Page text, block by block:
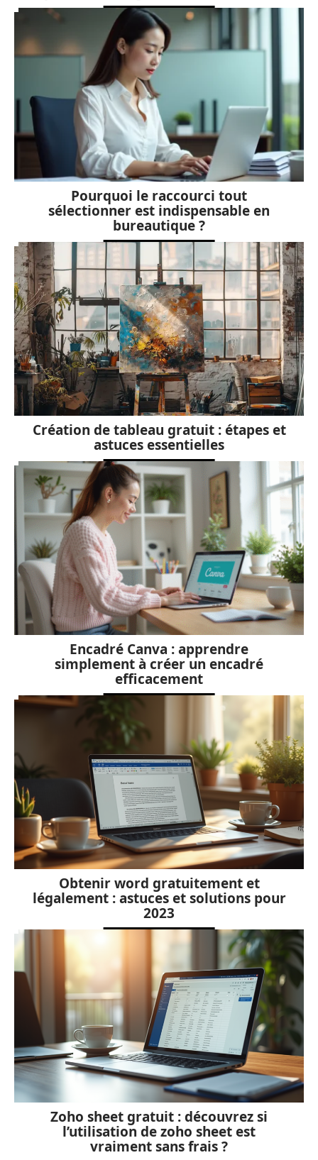
Pourquoi le raccourci tout
sélectionner est indispensable en
bureautique ?
Création de tableau gratuit : étapes et
astuces essentielles
Encadré Canva : apprendre
simplement à créer un encadré
efficacement
Obtenir word gratuitement et
légalement : astuces et solutions pour
2023
Zoho sheet gratuit : découvrez si
l’utilisation de zoho sheet est
vraiment sans frais ?